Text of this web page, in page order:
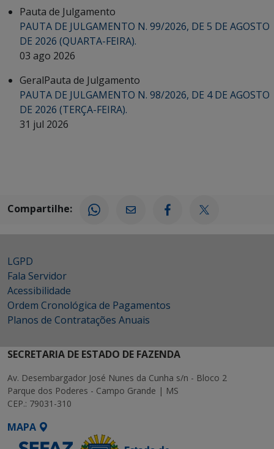
Pauta de Julgamento
PAUTA DE JULGAMENTO N. 99/2026, DE 5 DE AGOSTO
DE 2026 (QUARTA-FEIRA).
03 ago 2026
GeralPauta de Julgamento
PAUTA DE JULGAMENTO N. 98/2026, DE 4 DE AGOSTO
DE 2026 (TERÇA-FEIRA).
31 jul 2026
Compartilhe:
LGPD
Fala Servidor
Acessibilidade
Ordem Cronológica de Pagamentos
Planos de Contratações Anuais
SECRETARIA DE ESTADO DE FAZENDA
Av. Desembargador José Nunes da Cunha s/n - Bloco 2
Parque dos Poderes - Campo Grande | MS
CEP.: 79031-310
MAPA